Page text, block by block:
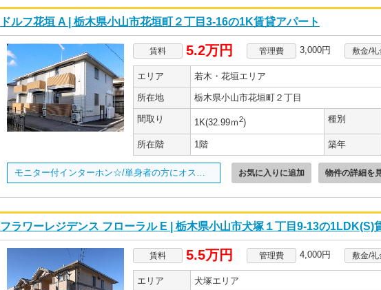
ドルフ花垣 A | 栃木県小山市花垣町２丁目3-16の1K賃貸アパート
賃料 5.2万円 管理費 3,000円 敷金/礼
エリア 若木・花垣エリア
所在地 栃木県小山市花垣町２丁目
間取り 1K(32.99ｍ2) 種別
所在階 1階 築年
物件の詳細を
お気に入りに追加
フラワーレジデンス フローラル E | 栃木県小山市犬塚１丁目9-13の1LDK(S)
賃料 5.5万円 管理費 4,000円 敷金/礼
エリア 犬塚エリア